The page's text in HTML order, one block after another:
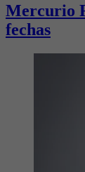
Mercurio
fechas